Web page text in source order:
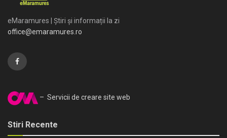
eMaramures | Știri și informații la zi
office@emaramures.ro
– Servicii de creare site web
Stiri Recente